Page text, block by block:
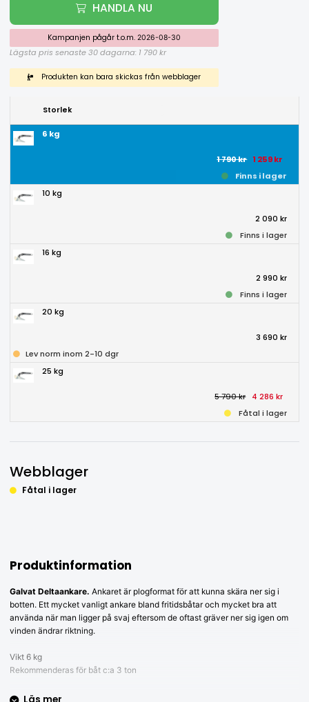
HANDLA NU
Kampanjen pågår t.o.m. 2026-08-30
Lägsta pris senaste 30 dagarna: 1 790 kr
Produkten kan bara skickas från webblager
Storlek
6 kg
1 790 kr 1 259 kr
Finns i lager
10 kg
2 090 kr
Finns i lager
16 kg
2 990 kr
Finns i lager
20 kg
3 690 kr
Lev norm inom 2-10 dgr
25 kg
5 790 kr
4 286 kr
Fåtal i lager
Webblager
Fåtal i lager
Produktinformation
Galvat Deltaankare. Ankaret är plogformat för att kunna skära ner sig i
botten. Ett mycket vanligt ankare bland fritidsbåtar och mycket bra att
använda när man ligger på svaj eftersom de oftast gräver ner sig igen om
vinden ändrar riktning.
Vikt 6 kg
Rekommenderas för båt c:a 3 ton